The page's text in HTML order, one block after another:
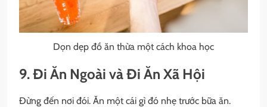
Dọn dẹp đồ ăn thừa một cách khoa học
9. Đi Ăn Ngoài và Đi Ăn Xã Hội
Đừng đến nơi đói. Ăn một cái gì đó nhẹ trước bữa ăn.